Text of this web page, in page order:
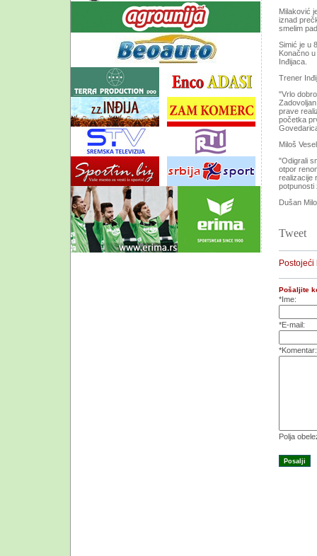
Milaković
iznad
smelim
Simić je u
Konačno
Inđijaca.
Trener
"Vrlo
prave
početka
Miloš
"Odigrali
otpor
realizacije
potpunosti
Dušan
Tweet
Postojeći
Pošaljite
*Ime:
*E-mail:
*Komentar:
Polja